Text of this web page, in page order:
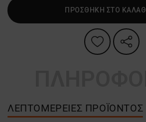
ΠΡΟΣΘΗΚΗ ΣΤΟ ΚΑΛΑΘΙ
ΛΕΠΤΟΜΈΡΕΙΕΣ ΠΡΟΪΌΝΤΟΣ